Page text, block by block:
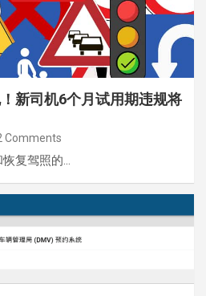
新司机6个月试用期违规将
Comments
复驾照的…